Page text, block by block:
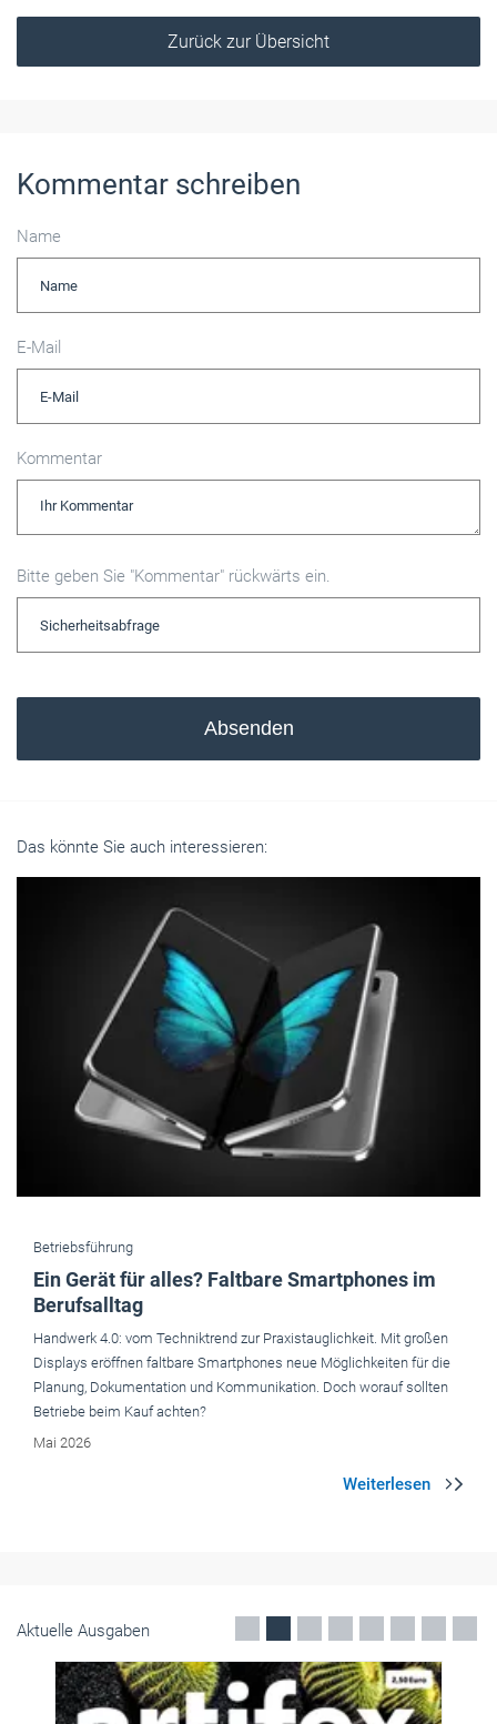
Zurück zur Übersicht
Kommentar schreiben
Name
E-Mail
Kommentar
Bitte geben Sie "Kommentar" rückwärts ein.
Absenden
Das könnte Sie auch interessieren:
Betriebsführung
Ein Gerät für alles? Faltbare Smartphones im
Berufsalltag
Handwerk 4.0: vom Techniktrend zur Praxistaug­lichkeit. Mit großen
Displays eröffnen faltbare Smartphones neue Möglichkeiten für die
Planung, Dokumentation und Kommunikation. Doch worauf sollten
Betriebe beim Kauf achten?
Mai 2026
Aktuelle Ausgaben